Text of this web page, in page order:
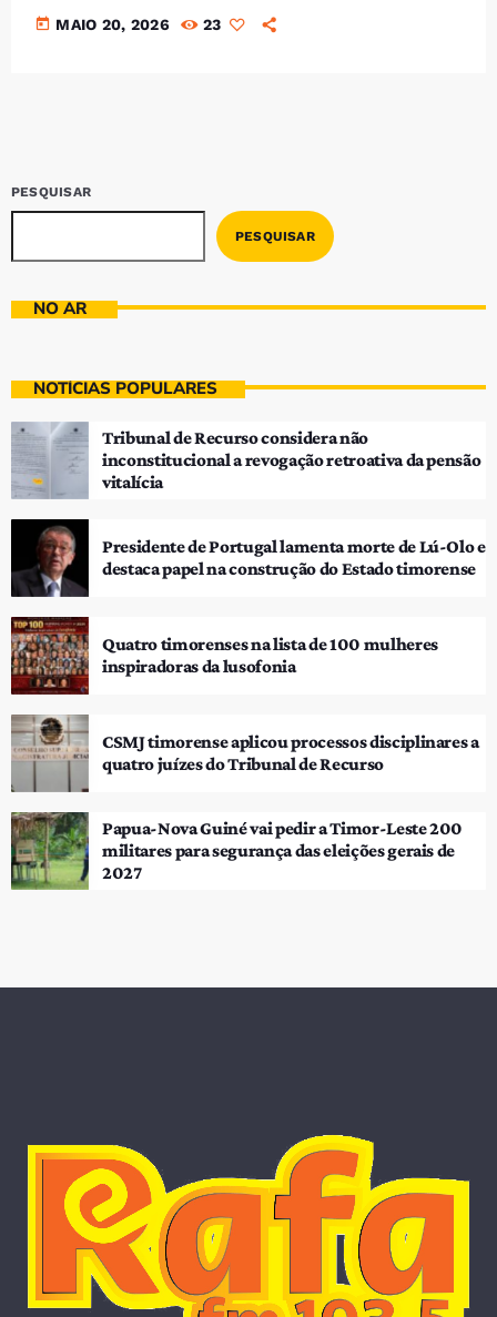
today MAIO 20, 2026 23
PESQUISAR
PESQUISAR
NO AR
NOTÍCIAS POPULARES
Tribunal de Recurso considera não
inconstitucional a revogação retroativa da pensão
vitalícia
Presidente de Portugal lamenta morte de Lú-Olo e
destaca papel na construção do Estado timorense
Quatro timorenses na lista de 100 mulheres
inspiradoras da lusofonia
CSMJ timorense aplicou processos disciplinares a
quatro juízes do Tribunal de Recurso
Papua-Nova Guiné vai pedir a Timor-Leste 200
militares para segurança das eleições gerais de
2027